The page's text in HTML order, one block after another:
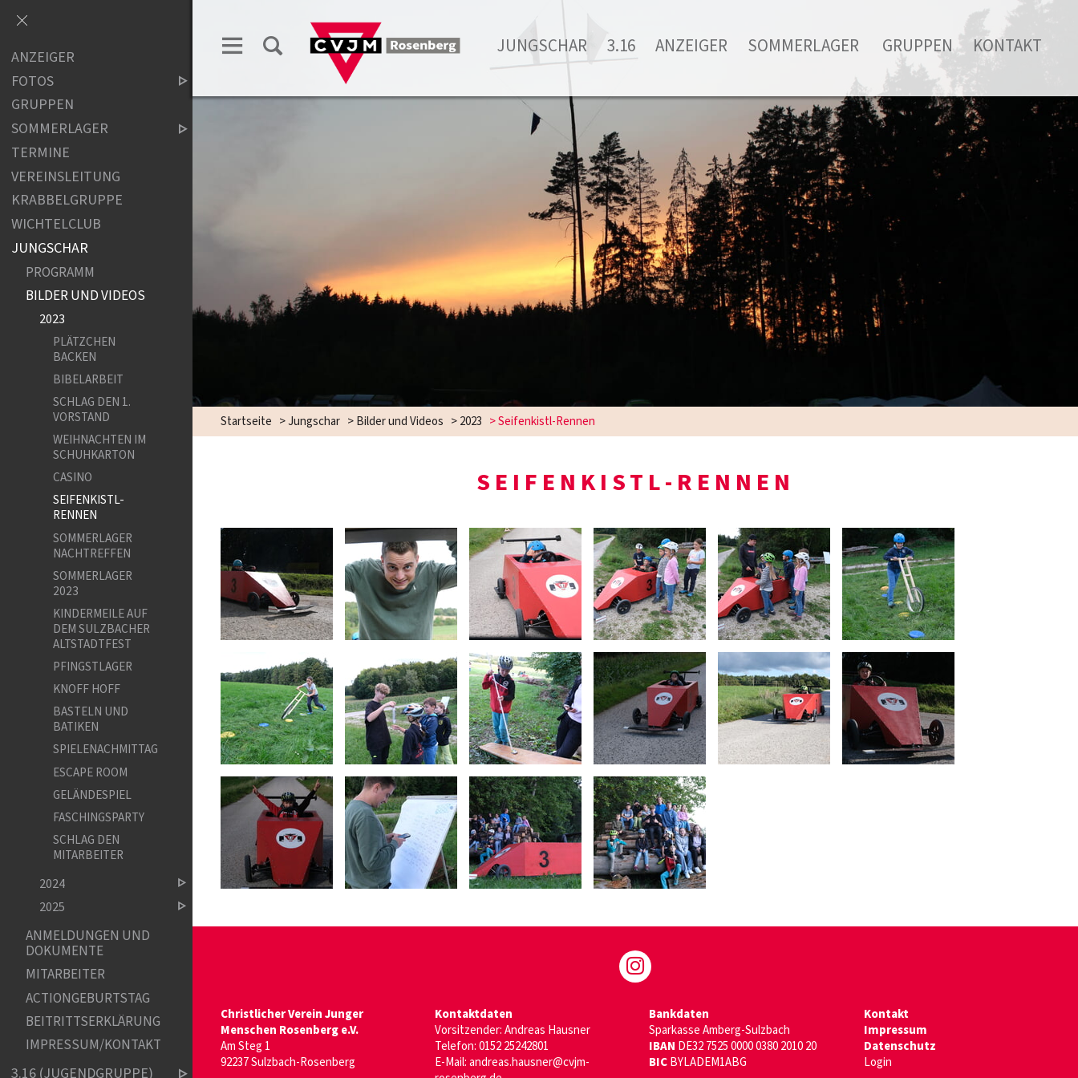
JUNGSCHAR 3.16 ANZEIGER SOMMERLAGER GRUPPEN KONTAKT
Startseite >Jungschar >Bilder und Videos >2023 >Seifenkistl-Rennen
SEIFENKISTL-RENNEN
Christlicher Verein Junger
Menschen Rosenberg e.V.
Am Steg 1
92237 Sulzbach-Rosenberg
Kontaktdaten
Vorsitzender: Andreas Hausner
Telefon:0152 25242801
E-Mail:andreas.hausner@cvjm-
Bankdaten
Sparkasse Amberg-Sulzbach
IBAN DE32 7525 0000 0380 2010 20
BICBYLADEM1ABG
Kontakt
Impressum
Datenschutz
Login
ANZEIGER
FOTOS
GRUPPEN
SOMMERLAGER
TERMINE
VEREINSLEITUNG
KRABBELGRUPPE
WICHTELCLUB
JUNGSCHAR
PROGRAMM
BILDER UND VIDEOS
2023
PLÄTZCHEN
BACKEN
BIBELARBEIT
SCHLAG DEN 1.
VORSTAND
WEIHNACHTEN IM
SCHUHKARTON
CASINO
SEIFENKISTL-
RENNEN
SOMMERLAGER
NACHTREFFEN
SOMMERLAGER
2023
KINDERMEILE AUF
DEM SULZBACHER
ALTSTADTFEST
PFINGSTLAGER
KNOFF HOFF
BASTELN UND
BATIKEN
SPIELENACHMITTAG
ESCAPE ROOM
GELÄNDESPIEL
FASCHINGSPARTY
SCHLAG DEN
MITARBEITER
2024
2025
ANMELDUNGEN UND
DOKUMENTE
MITARBEITER
ACTIONGEBURTSTAG
BEITRITTSERKLÄRUNG
IMPRESSUM/KONTAKT
3.16 (JUGENDGRUPPE)